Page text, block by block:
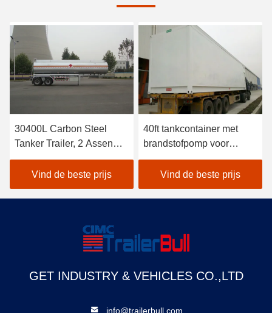
30400L Carbon Steel
Tanker Trailer, 2 Assen
Diesel Vloeibare
brandstof Tanker Semi
Trailer
Vind de beste prijs
40ft tankcontainer met
brandstofpomp voor
mobiele diesel-benzine
Vind de beste prijs
GET INDUSTRY & VEHICLES CO.,LTD
info@trailerbull.com